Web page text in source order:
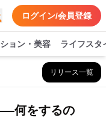
ログイン/会員登録
ョン・美容 ライフスタ
リリース一覧
何をするの